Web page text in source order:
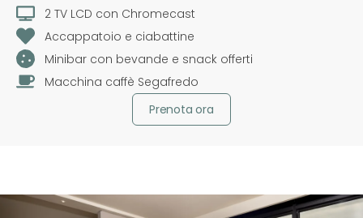
2 TV LCD con Chromecast
Accappatoio e ciabattine
Minibar con bevande e snack offerti
Macchina caffè Segafredo
Prenota ora